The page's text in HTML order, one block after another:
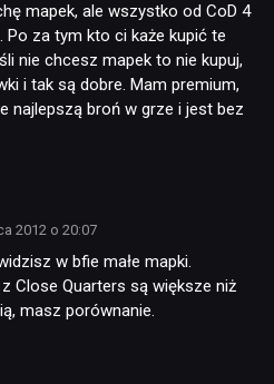
mapek, ale wszystko od CoD 4
Po za tym kto ci każe kupić te
nie chcesz mapek to nie kupuj,
i tak są dobre. Mam premium,
najlepszą broń w grze i jest bez
2012 o 20:07
w bfie małe mapki.
Close Quarters są większe niż
masz porównanie.